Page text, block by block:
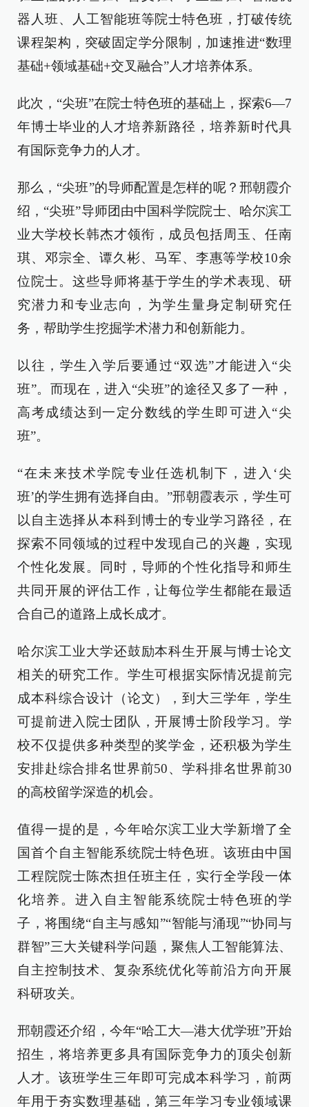
器人班、人工智能班等院士特色班，打破传统
课程架构，突破固定学分限制，加速推进“数理
基础+领域基础+交叉融合”人才培养体系。
此次，“尖班”在院士特色班的基础上，探索6—7
年博士毕业的人才培养新路径，培养新时代具
有国际竞争力的人才。
那么，“尖班”的导师配置是怎样的呢？邢朝霞介
绍，“尖班”导师团由中国科学院院士、哈尔滨工
业大学校长韩杰才领衔，成员包括周玉、任南
琪、邓宗全、谭久彬、马军、李惠等学校10余
位院士。这些导师将基于学生的学术表现、研
究潜力和专业志向，为学生量身定制研究任
务，帮助学生挖掘学术潜力和创新能力。
以往，学生入学后要通过“双选”才能进入“尖
班”。而现在，进入“尖班”的途径又多了一种，
高考成绩达到一定分数线的学生即可进入“尖
班”。
“在未来技术学院专业任选机制下，进入‘尖
班’的学生拥有选择自由。”邢朝霞表示，学生可
以自主选择从本科到博士的专业学习路径，在
探索不同领域的过程中发现自己的兴趣，实现
个性化发展。同时，导师的个性化指导和师生
共同开展的评估工作，让每位学生都能在最适
合自己的道路上成长成才。
哈尔滨工业大学还鼓励本科生开展与博士论文
相关的研究工作。学生可根据实际情况提前完
成本科综合设计（论文），到大三学年，学生
可提前进入院士团队，开展博士阶段学习。学
校不仅提供多种类型的奖学金，还积极为学生
安排赴综合排名世界前50、学科排名世界前30
的高校留学深造的机会。
值得一提的是，今年哈尔滨工业大学新增了全
国首个自主智能系统院士特色班。该班由中国
工程院院士陈杰担任班主任，实行全学段一体
化培养。进入自主智能系统院士特色班的学
子，将围绕“自主与感知”“智能与涌现”“协同与
群智”三大关键科学问题，聚焦人工智能算法、
自主控制技术、复杂系统优化等前沿方向开展
科研攻关。
邢朝霞还介绍，今年“哈工大—港大优学班”开始
招生，将培养更多具有国际竞争力的顶尖创新
人才。该班学生三年即可完成本科学习，前两
年用于夯实数理基础，第三年学习专业领域课